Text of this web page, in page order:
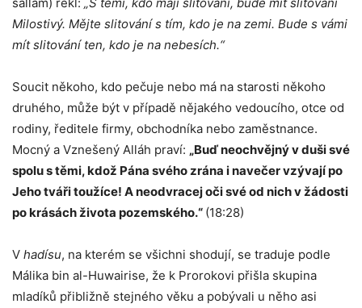
Milostivý. Mějte slitování s tím, kdo je na zemi. Bude s vámi
mít slitování ten, kdo je na nebesích.“
Soucit někoho, kdo pečuje nebo má na starosti někoho
druhého, může být v případě nějakého vedoucího, otce od
rodiny, ředitele firmy, obchodníka nebo zaměstnance.
Mocný a Vznešený Alláh praví: „Buď neochvějný v duši své
spolu s těmi, kdož Pána svého zrána i navečer vzývají po
Jeho tváři toužíce! A neodvracej oči své od nich v žádosti
po krásách života pozemského.“ (18:28)
V hadísu, na kterém se všichni shodují, se traduje podle
Málika bin al-Huwairise, že k Prorokovi přišla skupina
mladíků přibližně stejného věku a pobývali u něho asi